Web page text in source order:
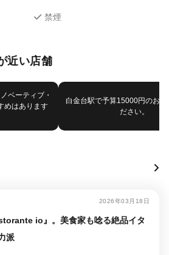
禁煙
近い店舗
ベーティブ・
めはあります
白金台駅で予算15000円のお店
ださい。
2026年03月18日
io』。美食家も唸る絶品イタ
派